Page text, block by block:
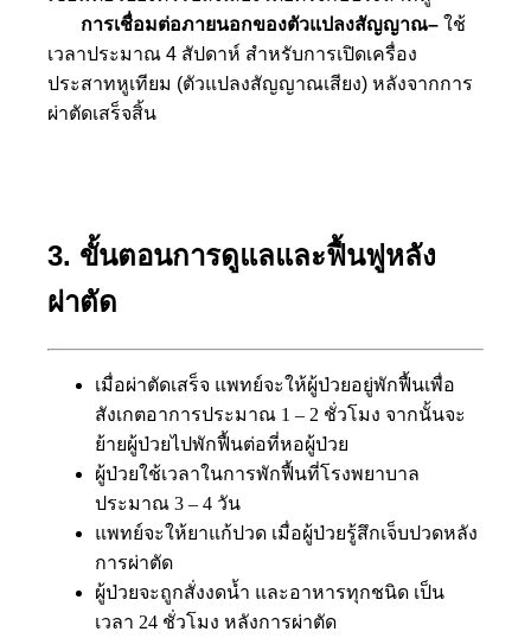
การเชื่อมต่อภายนอกของตัวแปลงสัญญาณ– ใช้
เวลาประมาณ 4 สัปดาห์ สำหรับการเปิดเครื่อง
ประสาทหูเทียม (ตัวแปลงสัญญาณเสียง) หลังจากการ
ผ่าตัดเสร็จสิ้น
3. ขั้นตอนการดูแลและฟื้นฟูหลัง
ผ่าตัด
เมื่อผ่าตัดเสร็จ แพทย์จะให้ผู้ป่วยอยู่พักฟื้นเพื่อ
สังเกตอาการประมาณ 1 – 2 ชั่วโมง จากนั้นจะ
ย้ายผู้ป่วยไปพักฟื้นต่อที่หอผู้ป่วย
ผู้ป่วยใช้เวลาในการพักฟื้นที่โรงพยาบาล
ประมาณ 3 – 4 วัน
แพทย์จะให้ยาแก้ปวด เมื่อผู้ป่วยรู้สึกเจ็บปวดหลัง
การผ่าตัด
ผู้ป่วยจะถูกสั่งงดน้ำ และอาหารทุกชนิด เป็น
เวลา 24 ชั่วโมง หลังการผ่าตัด